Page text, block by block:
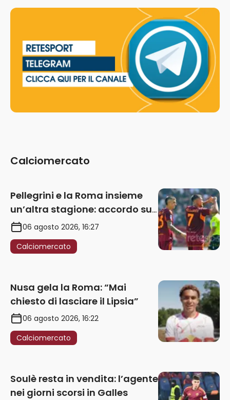
Calciomercato
Pellegrini e la Roma insieme
un’altra stagione: accordo sul
rinnovo annuale
06 agosto 2026, 16:27
Calciomercato
Nusa gela la Roma: “Mai
chiesto di lasciare il Lipsia”
06 agosto 2026, 16:22
Calciomercato
Soulè resta in vendita: l’agente
nei giorni scorsi in Galles